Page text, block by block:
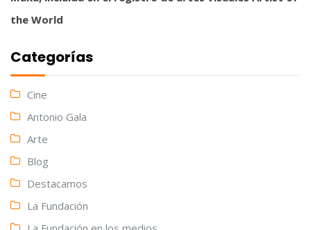
the World
Categorías
Cine
Antonio Gala
Arte
Blog
Destacamos
La Fundación